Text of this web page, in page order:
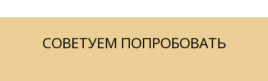
СОВЕТУЕМ ПОПРОБОВАТЬ